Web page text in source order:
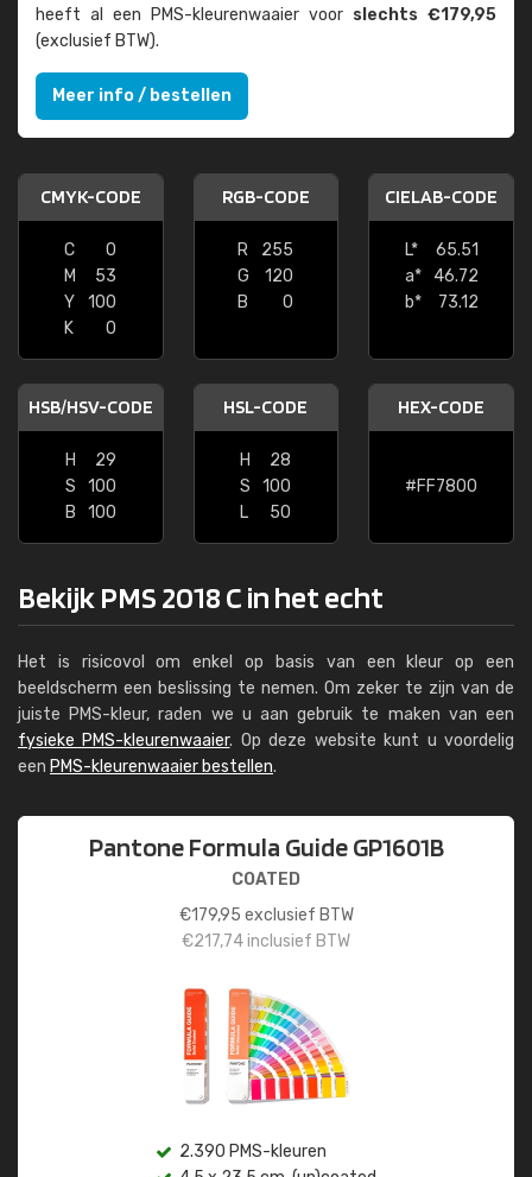
heeft al een PMS-kleuren­waaier voor slechts €179,95
(exclusief BTW).
Meer info / bestellen
CMYK-CODE
C
0
M
53
Y
100
K
0
RGB-CODE
R
255
G
120
B
0
CIELAB-CODE
L*
65.51
a*
46.72
b*
73.12
HSB/HSV-CODE
H
29
S
100
B
100
HSL-CODE
H
28
S
100
L
50
HEX-CODE
#FF7800
Bekijk PMS 2018 C in het echt
Het is risicovol om enkel op basis van een kleur op een
beeldscherm een beslissing te nemen. Om zeker te zijn van de
juiste PMS-kleur, raden we u aan gebruik te maken van een
fysieke PMS-kleurenwaaier. Op deze website kunt u voordelig
een PMS-kleurenwaaier bestellen.
Pantone Formula Guide GP1601B
COATED
€179,95 exclusief BTW
€217,74inclusief BTW
2.390 PMS-kleuren